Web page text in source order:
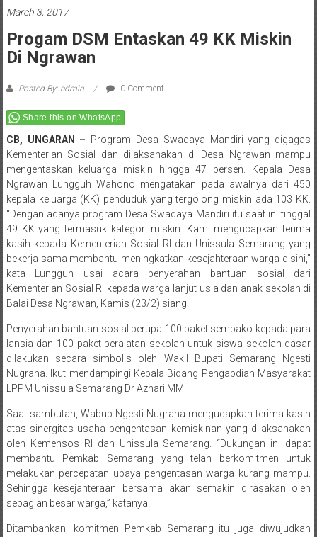
March 3, 2017
Progam DSM Entaskan 49 KK Miskin
Di Ngrawan
Posted By: admin 0 Comment
Share this on WhatsApp
CB, UNGARAN – Program Desa Swadaya Mandiri yang digagas
Kementerian Sosial dan dilaksanakan di Desa Ngrawan mampu
mengentaskan keluarga miskin hingga 47 persen. Kepala Desa
Ngrawan Lungguh Wahono mengatakan pada awalnya dari 450
kepala keluarga (KK) penduduk yang tergolong miskin ada 103 KK.
“Dengan adanya program Desa Swadaya Mandiri itu saat ini tinggal
49 KK yang termasuk kategori miskin. Kami mengucapkan terima
kasih kepada Kementerian Sosial RI dan Unissula Semarang yang
bekerja sama membantu meningkatkan kesejahteraan warga disini,”
kata Lungguh usai acara penyerahan bantuan sosial dari
Kementerian Sosial RI kepada warga lanjut usia dan anak sekolah di
Balai Desa Ngrawan, Kamis (23/2) siang.
Penyerahan bantuan sosial berupa 100 paket sembako kepada para
lansia dan 100 paket peralatan sekolah untuk siswa sekolah dasar
dilakukan secara simbolis oleh Wakil Bupati Semarang Ngesti
Nugraha. Ikut mendampingi Kepala Bidang Pengabdian Masyarakat
LPPM Unissula Semarang Dr Azhari MM.
Saat sambutan, Wabup Ngesti Nugraha mengucapkan terima kasih
atas sinergitas usaha pengentasan kemiskinan yang dilaksanakan
oleh Kemensos RI dan Unissula Semarang. “Dukungan ini dapat
membantu Pemkab Semarang yang telah berkomitmen untuk
melakukan percepatan upaya pengentasan warga kurang mampu.
Sehingga kesejahteraan bersama akan semakin dirasakan oleh
sebagian besar warga,” katanya.
Ditambahkan, komitmen Pemkab Semarang itu juga diwujudkan